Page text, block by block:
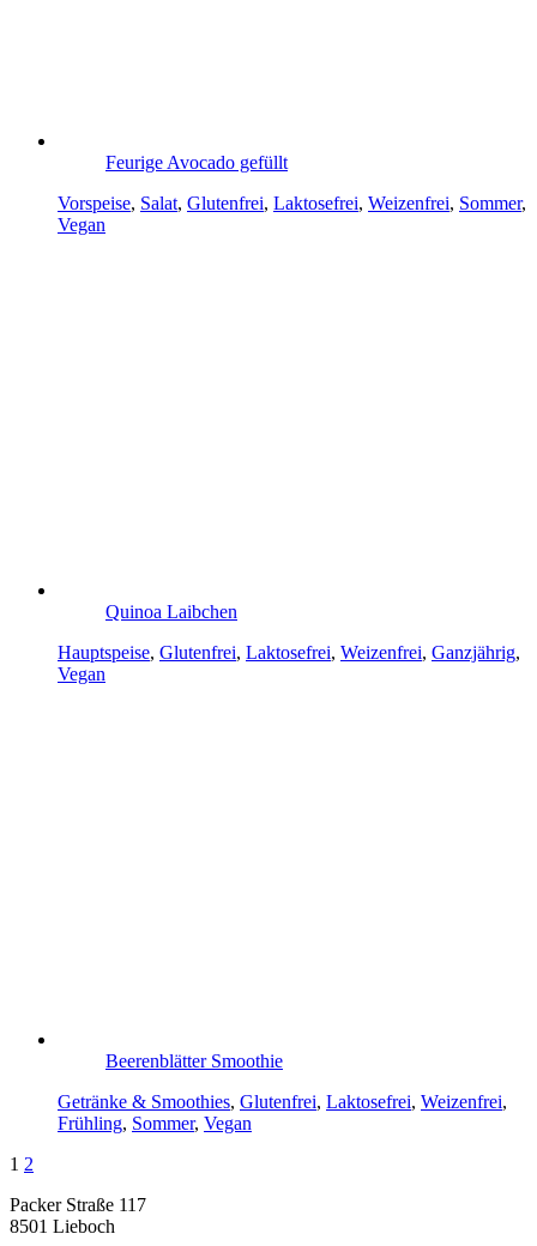
Feurige Avocado gefüllt
Vorspeise, Salat, Glutenfrei, Laktosefrei, Weizenfrei, Sommer,
Vegan
Quinoa Laibchen
Hauptspeise, Glutenfrei, Laktosefrei, Weizenfrei, Ganzjährig,
Vegan
Beerenblätter Smoothie
Getränke & Smoothies, Glutenfrei, Laktosefrei, Weizenfrei,
Frühling, Sommer, Vegan
1 2
Packer Straße 117
8501 Lieboch